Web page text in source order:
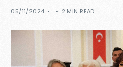
05/11/2024 2 MIN READ